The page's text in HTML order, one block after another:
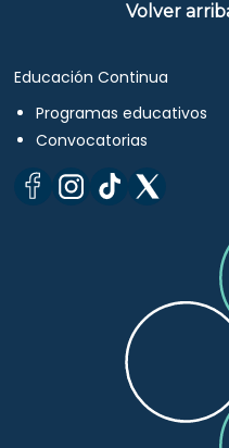
Volver
Educación Continua
Programas educativos
Convocatorias